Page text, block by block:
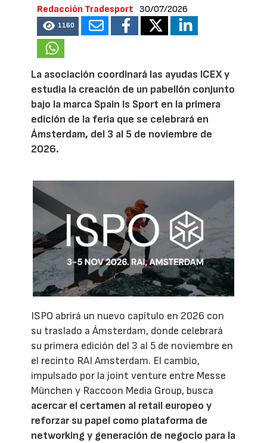
Redacción Tradesport 30/07/2026
1160
La asociación coordinará las ayudas ICEX y
estudia la creación de un pabellón conjunto
bajo la marca Spain Is Sport en la primera
edición de la feria que se celebrará en
Ámsterdam, del 3 al 5 de noviembre de
2026.
ISPO abrirá un nuevo capítulo en 2026 con
su traslado a Ámsterdam, donde celebrará
su primera edición del 3 al 5 de noviembre en
el recinto RAI Amsterdam. El cambio,
impulsado por la joint venture entre Messe
München y Raccoon Media Group, busca
acercar el certamen al retail europeo y
reforzar su papel como plataforma de
networking y generación de negocio para la